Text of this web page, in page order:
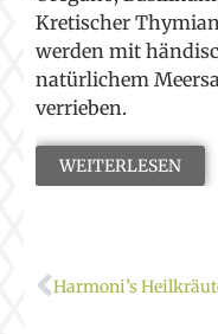
Kretischer
werden mit
natürlichem
verrieben.
WEITERLESEN
Harmoni’s